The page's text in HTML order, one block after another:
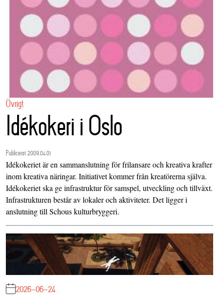
Övrigt
Idékokeri i Oslo
Publicerat 2009.04.01
Idékokerietär en sammanslutning för frilansare och kreativa krafter
inom kreativa näringar. Initiativet kommer från kreatörerna själva.
Idékokeriet ska ge infrastruktur för samspel, utveckling och tillväxt.
Infrastrukturen består av lokaler och aktiviteter. Det ligger i
anslutning till Schous kulturbryggeri.
2026-06-24